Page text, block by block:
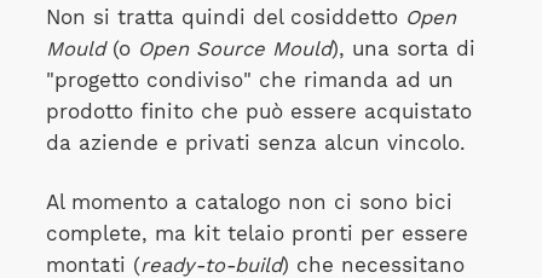
Non si tratta quindi del cosiddetto Open
Mould (oOpen Source Mould), una sorta di
"progetto condiviso" che rimanda ad un
prodotto finito che può essere acquistato
da aziende e privati senza alcun vincolo.
Al momento a catalogo non ci sono bici
complete, ma kit telaio pronti per essere
montati (ready-to-build) che necessitano